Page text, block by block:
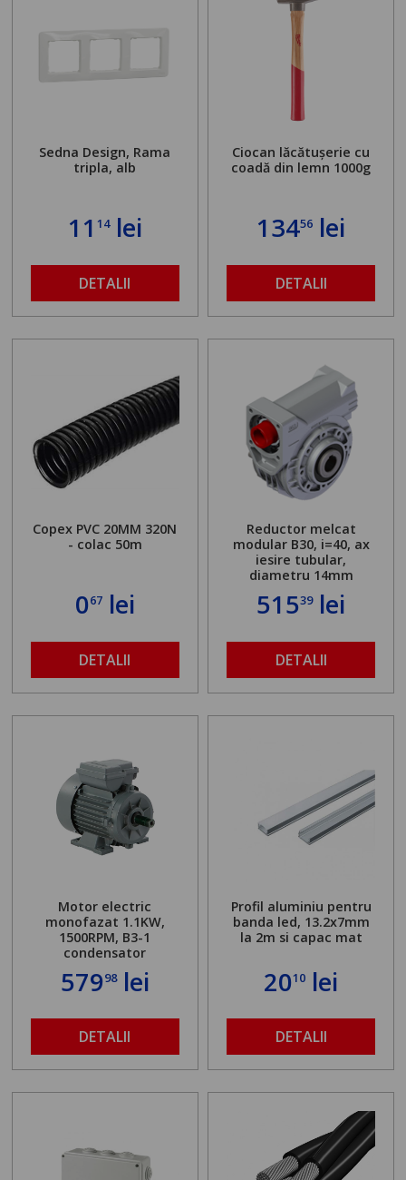
Sedna Design, Rama
tripla, alb
11 14lei
DETALII
Ciocan lăcătușerie cu
coadă din lemn 1000g
13456 lei
DETALII
Copex PVC 20MM 320N
- colac 50m
067lei
DETALII
Reductor melcat
modular B30, i=40, ax
iesire tubular,
diametru 14mm
51539lei
DETALII
Motor electric
monofazat 1.1KW,
1500RPM, B3-1
condensator
57998lei
DETALII
Profil aluminiu pentru
banda led, 13.2x7mm
la 2m si capac mat
2010 lei
DETALII